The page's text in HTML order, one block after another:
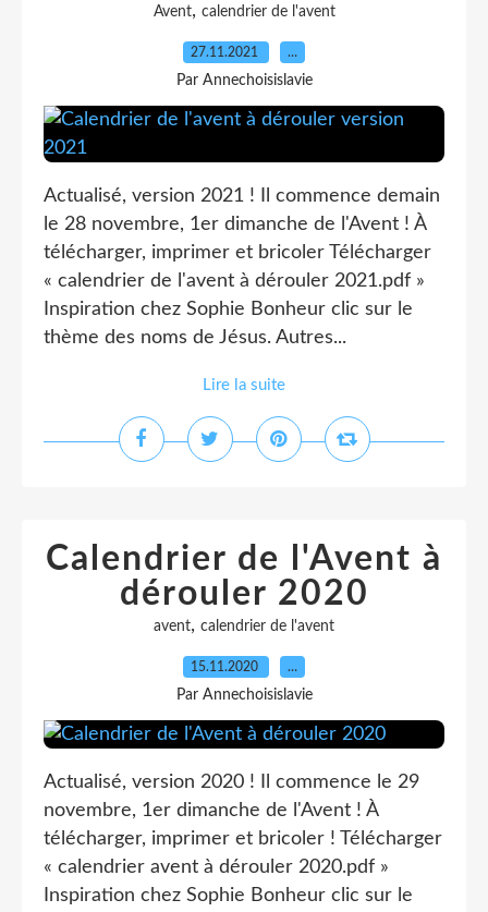
Avent, calendrier de l'avent
27.11.2021 …
Par Annechoisislavie
Actualisé, version 2021 ! Il commence demain
le 28 novembre, 1er dimanche de l'Avent ! À
télécharger, imprimer et bricoler Télécharger
« calendrier de l'avent à dérouler 2021.pdf »
Inspiration chez Sophie Bonheur clic sur le
thème des noms de Jésus. Autres...
Lire la suite
Calendrier de l'Avent à
dérouler 2020
avent, calendrier de l'avent
15.11.2020 …
Par Annechoisislavie
Actualisé, version 2020 ! Il commence le 29
novembre, 1er dimanche de l'Avent ! À
télécharger, imprimer et bricoler ! Télécharger
« calendrier avent à dérouler 2020.pdf »
Inspiration chez Sophie Bonheur clic sur le